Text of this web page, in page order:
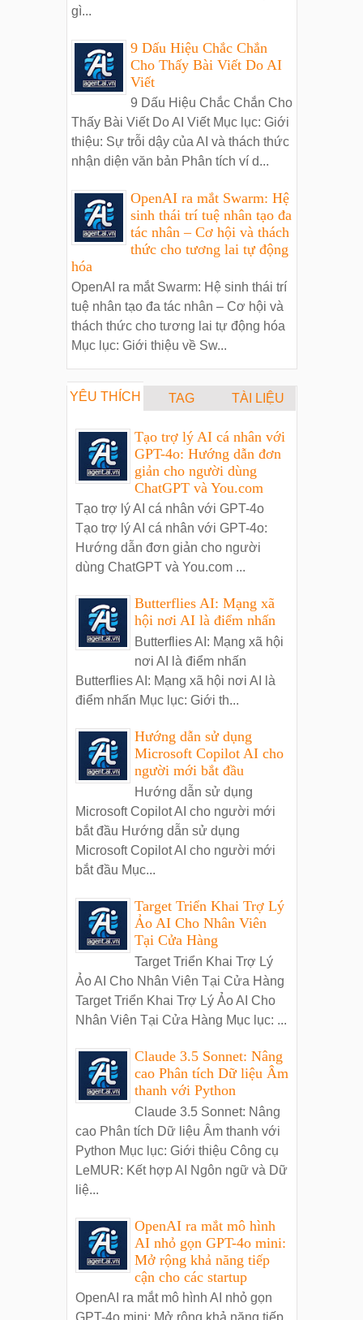
gì...
9 Dấu Hiệu Chắc Chắn
Cho Thấy Bài Viết Do AI
Viết
9 Dấu Hiệu Chắc Chắn Cho
Thấy Bài Viết Do AI Viết Mục lục: Giới
thiệu: Sự trỗi dậy của AI và thách thức
nhận diện văn bản Phân tích ví d...
OpenAI ra mắt Swarm: Hệ
sinh thái trí tuệ nhân tạo đa
tác nhân – Cơ hội và thách
thức cho tương lai tự động
hóa
OpenAI ra mắt Swarm: Hệ sinh thái trí
tuệ nhân tạo đa tác nhân – Cơ hội và
thách thức cho tương lai tự động hóa
Mục lục: Giới thiệu về Sw...
YÊU THÍCH TAG TÀI LIỆU
Tạo trợ lý AI cá nhân với
GPT-4o: Hướng dẫn đơn
giản cho người dùng
ChatGPT và You.com
Tạo trợ lý AI cá nhân với GPT-4o
Tạo trợ lý AI cá nhân với GPT-4o:
Hướng dẫn đơn giản cho người
dùng ChatGPT và You.com ...
Butterflies AI: Mạng xã
hội nơi AI là điểm nhấn
Butterflies AI: Mạng xã hội
nơi AI là điểm nhấn
Butterflies AI: Mạng xã hội nơi AI là
điểm nhấn Mục lục: Giới th...
Hướng dẫn sử dụng
Microsoft Copilot AI cho
người mới bắt đầu
Hướng dẫn sử dụng
Microsoft Copilot AI cho người mới
bắt đầu Hướng dẫn sử dụng
Microsoft Copilot AI cho người mới
bắt đầu Mục...
Target Triển Khai Trợ Lý
Ảo AI Cho Nhân Viên
Tại Cửa Hàng
Target Triển Khai Trợ Lý
Ảo AI Cho Nhân Viên Tại Cửa Hàng
Target Triển Khai Trợ Lý Ảo AI Cho
Nhân Viên Tại Cửa Hàng Mục lục: ...
Claude 3.5 Sonnet: Nâng
cao Phân tích Dữ liệu Âm
thanh với Python
Claude 3.5 Sonnet: Nâng
cao Phân tích Dữ liệu Âm thanh với
Python Mục lục: Giới thiệu Công cụ
LeMUR: Kết hợp AI Ngôn ngữ và Dữ
liệ...
OpenAI ra mắt mô hình
AI nhỏ gọn GPT-4o mini:
Mở rộng khả năng tiếp
cận cho các startup
OpenAI ra mắt mô hình AI nhỏ gọn